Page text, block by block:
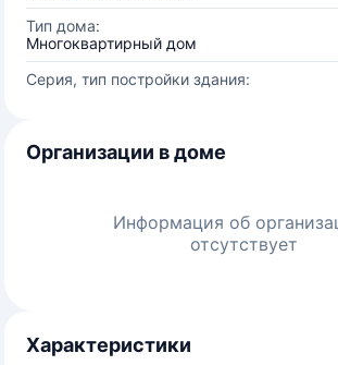
Тип дома:
Многоквартирный дом
Серия, тип постройки здания:
Организации в доме
Информация об
отсутствует
Характеристики